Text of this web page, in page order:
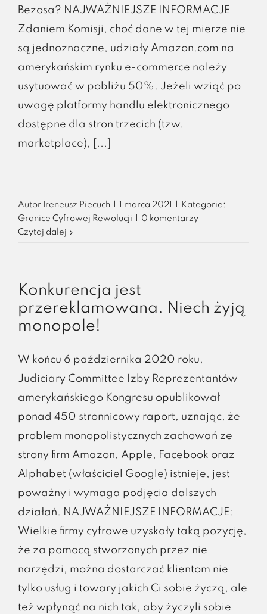
Bezosa? NAJWAŻNIEJSZE INFORMACJE
Zdaniem Komisji, choć dane w tej mierze nie
są jednoznaczne, udziały Amazon.com na
amerykańskim rynku e-commerce należy
usytuować w pobliżu 50%. Jeżeli wziąć po
uwagę platformy handlu elektronicznego
dostępne dla stron trzecich (tzw.
marketplace), [...]
Autor Ireneusz Piecuch 1 marca 2021
Kategorie:
Granice Cyfrowej Rewolucji
0 komentarzy
Czytaj dalej
Konkurencja jest
przereklamowana. Niech żyją
monopole!
W końcu 6 października 2020 roku,
Judiciary Committee Izby Reprezentantów
amerykańskiego Kongresu opublikował
ponad 450 stronnicowy raport, uznając, że
problem monopolistycznych zachowań ze
strony firm Amazon, Apple, Facebook oraz
Alphabet (właściciel Google) istnieje, jest
poważny i wymaga podjęcia dalszych
działań. NAJWAŻNIEJSZE INFORMACJE:
Wielkie firmy cyfrowe uzyskały taką pozycję,
że za pomocą stworzonych przez nie
narzędzi, można dostarczać klientom nie
tylko usług i towary jakich Ci sobie życzą, ale
też wpłynąć na nich tak, aby życzyli sobie